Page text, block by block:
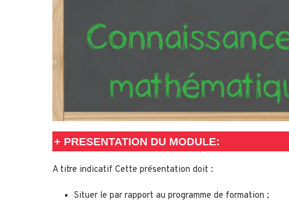
+ PRESENTATION DU MODULE:
A titre indicatif Cette présentation doit :
Situer le par rapport au programme de formation ;